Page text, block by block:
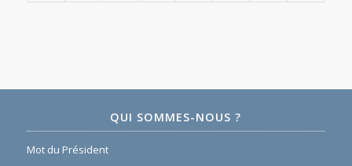
QUI SOMMES-NOUS ?
Mot du Président